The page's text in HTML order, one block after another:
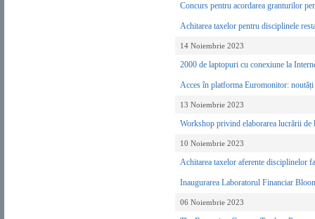
Concurs pentru acordarea granturilor
Achitarea taxelor pentru disciplinele
14 Noiembrie 2023
2000 de laptopuri cu conexiune la
Acces în platforma Euromonitor:
13 Noiembrie 2023
Workshop privind elaborarea lucrării de
10 Noiembrie 2023
Achitarea taxelor aferente disciplinelor
Inaugurarea Laboratorul Financiar
06 Noiembrie 2023